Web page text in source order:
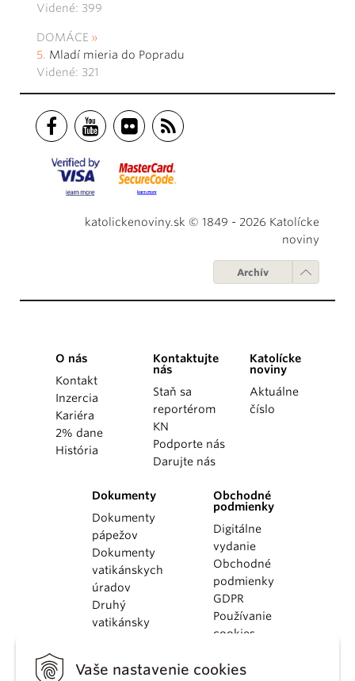
Vaše nastavenie cookies
Videné: 399
DOMÁCE
Mladí mieria do Popradu
Videné: 321
katolickenoviny.sk © 1849 - 2026 Katolícke
noviny
Archív
O nás
Kontakt
Inzercia
Kariéra
2% dane
História
Kontaktujte
nás
Staň sa
reportérom
KN
Podporte nás
Darujte nás
Katolícke
noviny
Aktuálne
číslo
Dokumenty
Dokumenty
pápežov
Dokumenty
vatikánskych
úradov
Druhý
vatikánsky
KBS
Obchodné
podmienky
Digitálne
vydanie
Obchodné
podmienky
GDPR
Používanie
cookies